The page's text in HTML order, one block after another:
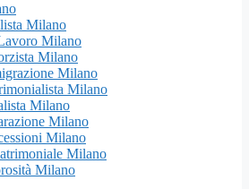
Milano
Milano
Milano
Milano
Milano
Milano
Milano
Milano
Milano
Milano